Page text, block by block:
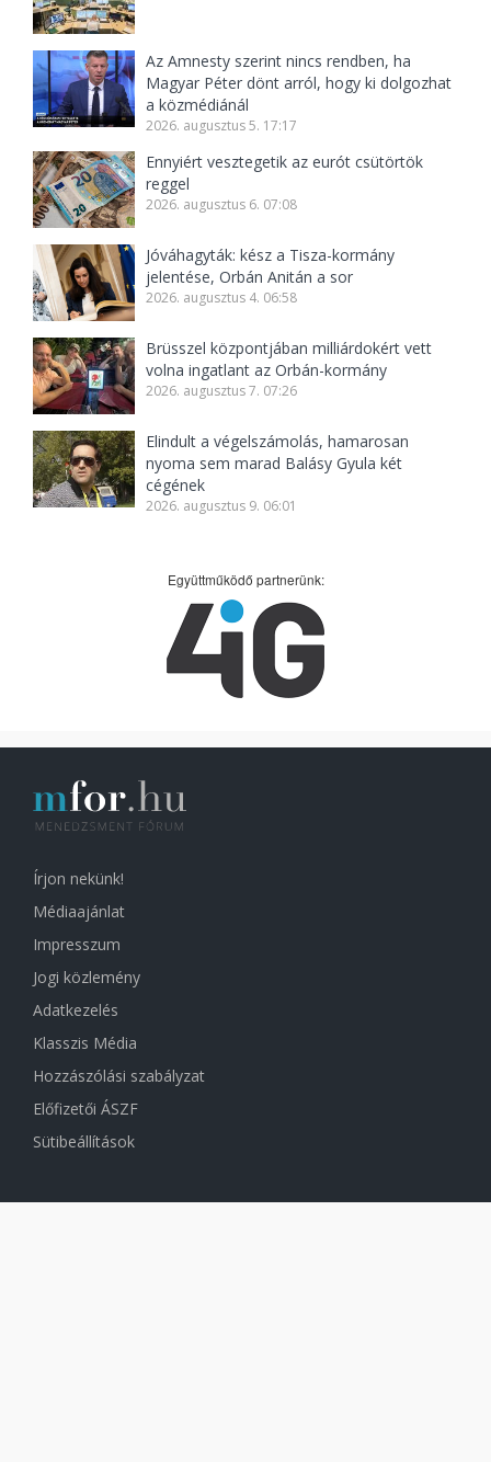
Az Amnesty szerint nincs rendben, ha
Magyar Péter dönt arról, hogy ki dolgozhat
a közmédiánál
2026. augusztus 5. 17:17
Ennyiért vesztegetik az eurót csütörtök
reggel
2026. augusztus 6. 07:08
Jóváhagyták: kész a Tisza-kormány
jelentése, Orbán Anitán a sor
2026. augusztus 4. 06:58
Brüsszel központjában milliárdokért vett
volna ingatlant az Orbán-kormány
2026. augusztus 7. 07:26
Elindult a végelszámolás, hamarosan
nyoma sem marad Balásy Gyula két
cégének
2026. augusztus 9. 06:01
Együttműködő partnerünk:
Írjon nekünk!
Médiaajánlat
Impresszum
Jogi közlemény
Adatkezelés
Klasszis Média
Hozzászólási szabályzat
Előfizetői ÁSZF
Sütibeállítások